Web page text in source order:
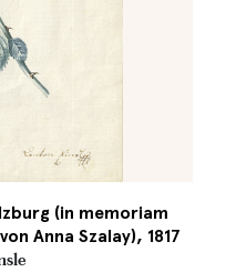
(in memoriam
Anna Szalay), 1817